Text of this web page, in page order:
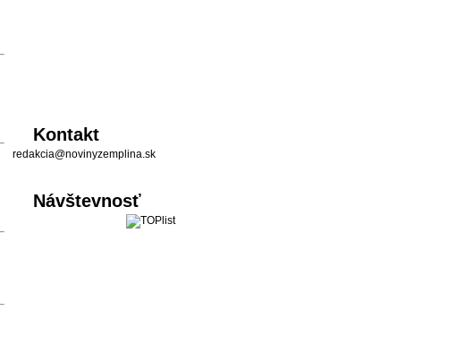
Kontakt
redakcia@novinyzemplina.sk
Návštevnosť